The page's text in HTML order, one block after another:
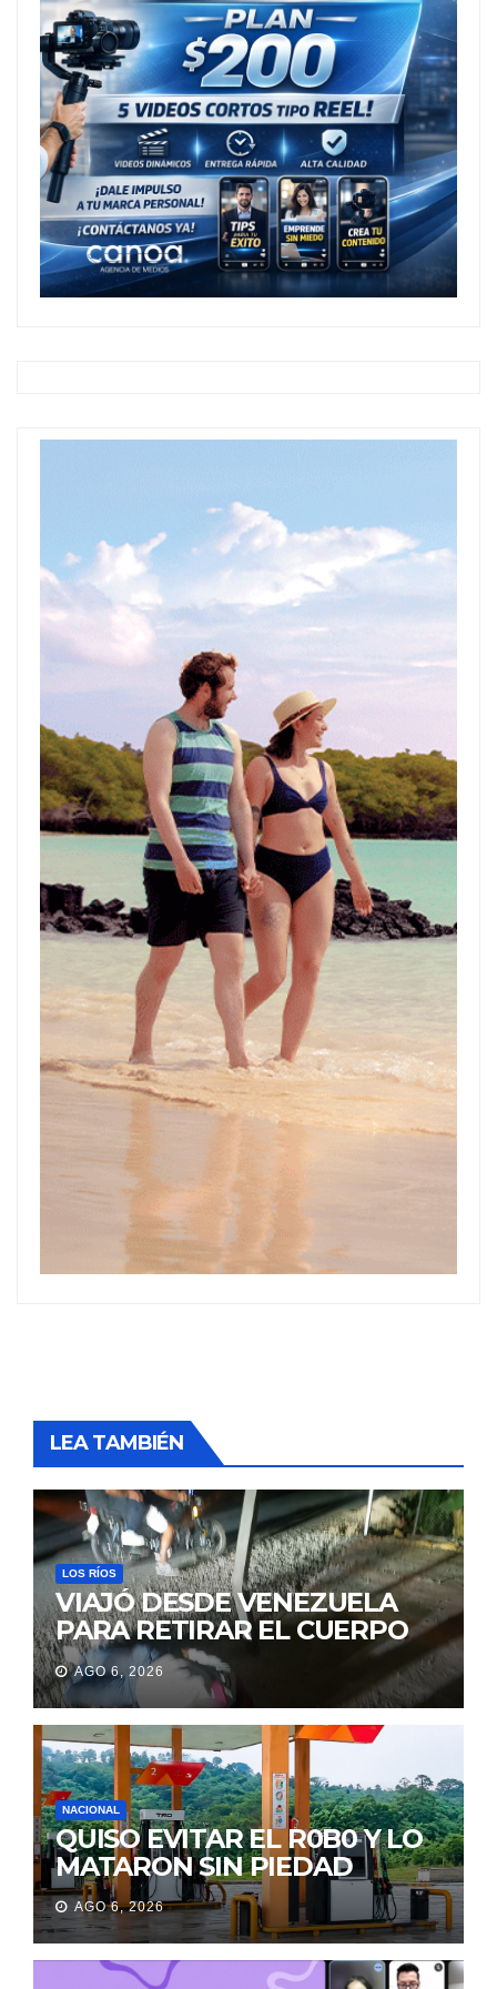
LEA TAMBIÉN
LOS RÍOS
VIAJÓ DESDE VENEZUELA
PARA RETIRAR EL CUERPO
DE SU MARIDO QUE
PERMANECIÓ SEIS DÍAS EN
LA MORGUE
AGO 6, 2026
NACIONAL
QUISO EVITAR EL R0B0 Y LO
MATARON SIN PIEDAD
AGO 6, 2026